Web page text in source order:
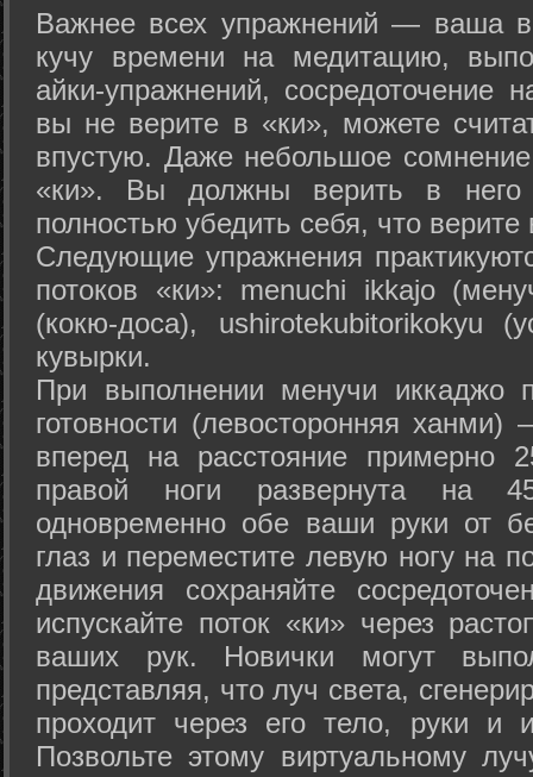
Важнее всех упражнений — ваша
кучу времени на медитацию,
айки-упражнений, сосредоточение
вы не верите в «ки», можете
впустую. Даже небольшое сомнение
«ки». Вы должны верить в
полностью убедить себя, что верите
Следующие упражнения
потоков «ки»: menuchi ikkajo
(кокю-доса), ushiro­tekubitori­kokyu
кувырки.
При выполнении менучи иккаджо
готовности (левосторонняя
вперед на расстояние примерно
правой ноги развернута на
одновременно обе ваши руки от
глаз и переместите левую ногу на
движения сохраняйте
испускайте поток «ки» через
ваших рук. Новички могут
представляя, что луч света,
проходит через его тело, руки и
Позвольте этому виртуальному